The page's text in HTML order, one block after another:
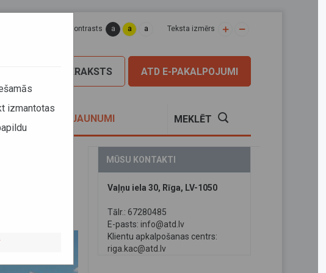
Lapas kontrasts a a a Teksta izmērs
ATD E-PAKALPOJUMI
PIERAKSTS
JAUNUMI MEKLĒT
32 piedāvājumi MŪSU KONTAKTI
Vaļņu iela 30, Rīga, LV-1050
Tālr.: 67280485
E-pasts: info@atd.lv
Klientu apkalpošanas centrs:
riga.kac@atd.lv
izmantotas